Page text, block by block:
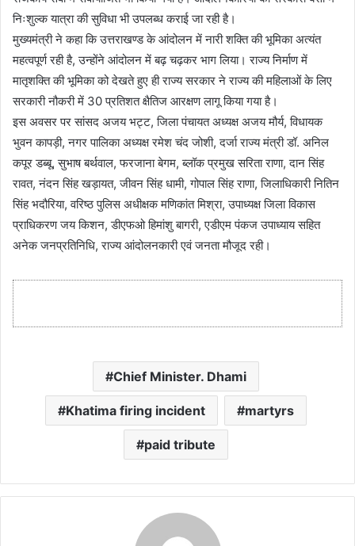
निःशुल्क यात्रा की सुविधा भी उपलब्ध कराई जा रही है।
मुख्यमंत्री ने कहा कि उत्तराखण्ड के आंदोलन में नारी शक्ति की भूमिका अत्यंत
महत्वपूर्ण रही है, उन्होंने आंदोलन में बढ़ चढ़कर भाग लिया। राज्य निर्माण में
मातृशक्ति की भूमिका को देखते हुए ही राज्य सरकार ने राज्य की महिलाओं के लिए
सरकारी नौकरी में 30 प्रतिशत क्षैतिज आरक्षण लागू किया गया है।
इस अवसर पर सांसद अजय भट्ट, जिला पंचायत अध्यक्ष अजय मौर्य, विधायक
भुवन कापड़ी, नगर पालिका अध्यक्ष रमेश चंद जोशी, दर्जा राज्य मंत्री डॉ. अनिल
कपूर डब्बू, सुभाष बर्थवाल, फरजाना बेगम, ब्लॉक प्रमुख सरिता राणा, दान सिंह
रावत, नंदन सिंह खड़ायत, जीवन सिंह धामी, गोपाल सिंह राणा, जिलाधिकारी नितिन
सिंह भदौरिया, वरिष्ठ पुलिस अधीक्षक मणिकांत मिश्रा, उपाध्यक्ष जिला विकास
प्राधिकरण जय किशन, डीएफओ हिमांशु बागरी, एडीएम पंकज उपाध्याय सहित
अनेक जनप्रतिनिधि, राज्य आंदोलनकारी एवं जनता मौजूद रही।
Chief Minister. Dhami
Khatima firing incident martyrs
paid tribute